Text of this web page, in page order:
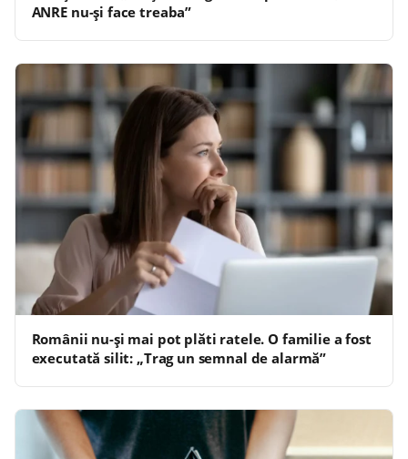
ANRE nu-şi face treaba”
Românii nu-și mai pot plăti ratele. O familie a fost
executată silit: „Trag un semnal de alarmă”